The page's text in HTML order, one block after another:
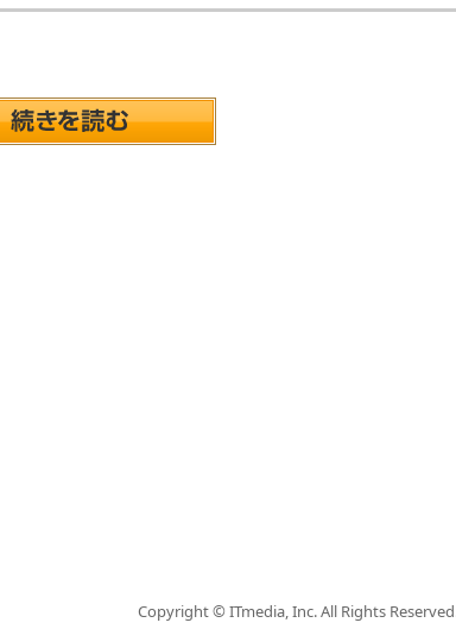
Copyright © ITmedia, Inc. All Rights